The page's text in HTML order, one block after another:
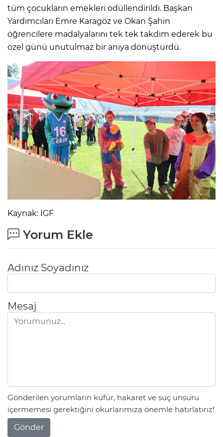
tüm çocukların emekleri ödüllendirildi. Başkan
Yardımcıları Emre Karagöz ve Okan Şahin
öğrencilere madalyalarını tek tek takdim ederek bu
özel günü unutulmaz bir anıya dönüştürdü.
Kaynak: IGF
Yorum Ekle
Adınız Soyadınız
Mesaj
Gönderilen yorumların küfür, hakaret ve suç unsuru
içermemesi gerektiğini okurlarımıza önemle hatırlatırız!
Gönder